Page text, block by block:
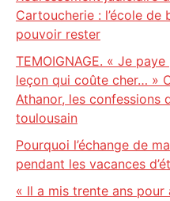
Cartoucherie : l’école
pouvoir rester
TEMOIGNAGE. « Je
leçon qui coûte cher… »
Athanor, les confessions
toulousain
Pourquoi l’échange de
pendant les vacances
« Il a mis trente ans pour